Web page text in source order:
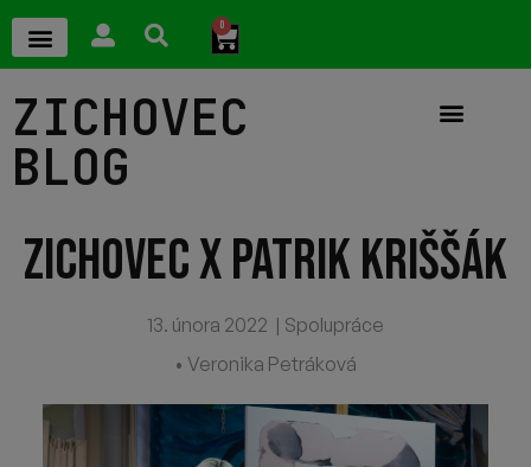
0
ZICHOVEC
BLOG
ZICHOVEC X PATRIK KRIŠŠÁK
13. února 2022 | Spolupráce
• Veronika Petráková